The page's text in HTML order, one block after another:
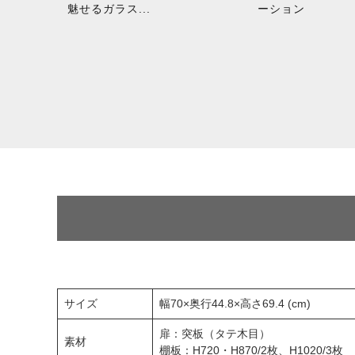
魅せるガラス...
ーション
サイズ 幅70×奥行44.8×高さ69.4 (cm)
素材
扉：突板（タテ木目）
棚板：H720・H870/2枚、H1020/3枚